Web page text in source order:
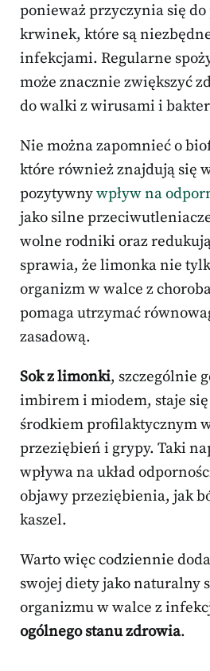
ponieważ przyczynia się
krwinek, które są
infekcjami. Regularne
może znacznie zwiększyć
do walki z wirusami i
Nie można zapomnieć o
które również znajdują się
pozytywnywpływ na
jako silne
wolne rodniki oraz
sprawia, że limonka nie
organizm w walce z
pomaga utrzymać
zasadową.
Sok z limonki, szczególnie
imbirem i miodem, staje
środkiem profilaktycznym
przeziębień i grypy. Taki
wpływa na układ
objawy przeziębienia, jak
kaszel.
Warto więc codziennie
swojej diety jako naturalny
organizmu w walce z
ogólnego stanu zdrowia.